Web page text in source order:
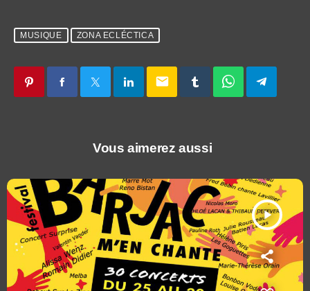
MUSIQUE ZONA ECLÉCTICA
email
Vous aimerez aussi
play_arrow